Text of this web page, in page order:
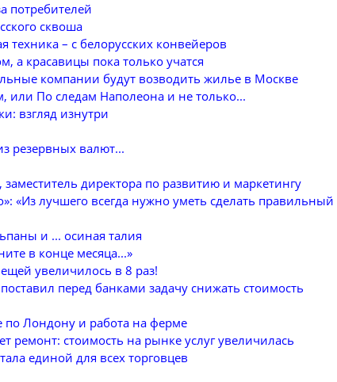
потребителей
сквоша
техника – с белорусских конвейеров
а красавицы пока только учатся
компании будут возводить жилье в Москве
или По следам Наполеона и не только...
взгляд изнутри
резервных валют...
директора по развитию и маркетингу
«Из лучшего всегда нужно уметь сделать правильный
и ... осиная талия
в конце месяца...»
увеличилось в 8 раз!
перед банками задачу снижать стоимость
по Лондону и работа на ферме
ремонт: стоимость на рынке услуг увеличилась
единой для всех торговцев